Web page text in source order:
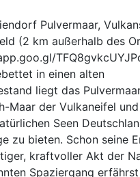
Pulvermaar,
(2 km außerhalb des
in einen alten
liegt das
Maar der Vulkaneifel
Seen
zu bieten. Schon seine
kraftvoller Akt der
Spaziergang